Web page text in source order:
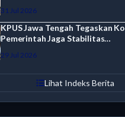
31 Jul 2026
KPUS Jawa Tengah Tegaskan
Pemerintah Jaga Stabilitas…
29 Jul 2026
Lihat Indeks Berita